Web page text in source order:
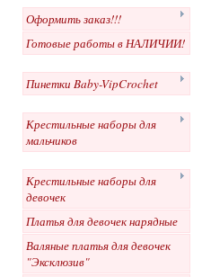
Оформить заказ!!!
Готовые работы в НАЛИЧИИ!
Пинетки Baby-VipCrochet
Крестильные наборы для
мальчиков
Крестильные наборы для
девочек
Платья для девочек нарядные
Валяные платья для девочек
"Эксклюзив"